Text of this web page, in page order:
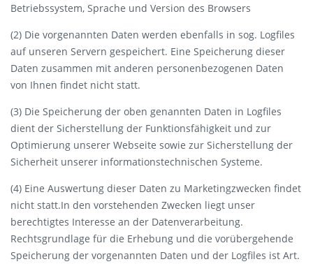
Betriebssystem, Sprache und Version des Browsers
(2) Die vorgenannten Daten werden ebenfalls in sog. Logfiles
auf unseren Servern gespeichert. Eine Speicherung dieser
Daten zusammen mit anderen personenbezogenen Daten
von Ihnen findet nicht statt.
(3) Die Speicherung der oben genannten Daten in Logfiles
dient der Sicherstellung der Funktionsfähigkeit und zur
Optimierung unserer Webseite sowie zur Sicherstellung der
Sicherheit unserer informationstechnischen Systeme.
(4) Eine Auswertung dieser Daten zu Marketingzwecken findet
nicht statt.In den vorstehenden Zwecken liegt unser
berechtigtes Interesse an der Datenverarbeitung.
Rechtsgrundlage für die Erhebung und die vorübergehende
Speicherung der vorgenannten Daten und der Logfiles ist Art.